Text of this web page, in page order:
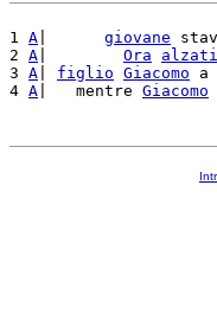
1 A giovane
2 A Ora alzati
3 A figlio Giacomo a
4 A |   mentre Giacomo